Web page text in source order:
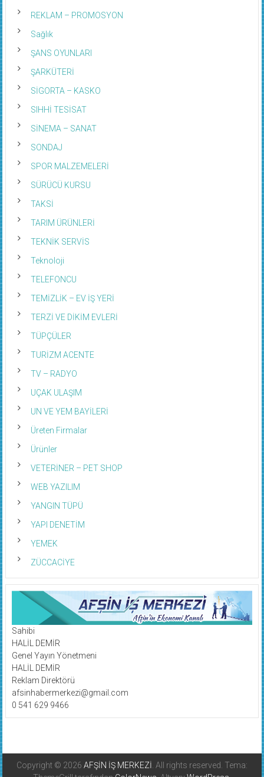
REKLAM – PROMOSYON
Sağlık
ŞANS OYUNLARI
ŞARKÜTERİ
SİGORTA – KASKO
SIHHİ TESİSAT
SİNEMA – SANAT
SONDAJ
SPOR MALZEMELERİ
SÜRÜCÜ KURSU
TAKSİ
TARIM ÜRÜNLERİ
TEKNİK SERVİS
Teknoloji
TELEFONCU
TEMİZLİK – EV İŞ YERİ
TERZİ VE DİKİM EVLERİ
TÜPÇÜLER
TURİZM ACENTE
TV – RADYO
UÇAK ULAŞIM
UN VE YEM BAYİLERİ
Üreten Firmalar
Ürünler
VETERİNER – PET SHOP
WEB YAZILIM
YANGIN TÜPÜ
YAPI DENETİM
YEMEK
ZÜCCACİYE
Sahibi
HALİL DEMİR
Genel Yayın Yönetmeni
HALİL DEMİR
Reklam Direktörü
afsinhabermerkezi@gmail.com
0 541 629 9466
Copyright © 2026 AFŞİN İŞ MERKEZİ. All rights reserved. Tema: